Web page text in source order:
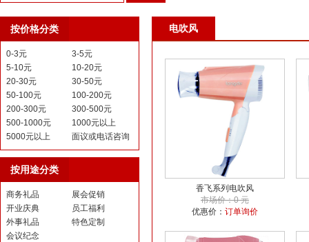
议或电话咨询
按价格分类
0-3元
3-5元
5-10元
10-20元
20-30元
30-50元
50-100元
100-200元
200-300元
300-500元
500-1000元
1000元以上
5000元以上
面议或电话咨询
按用途分类
商务礼品
展会促销
开业庆典
员工福利
外事礼品
特色定制
会议纪念
电吹风
香飞系列电吹风
市场价：0 元
优惠价： 订单询价